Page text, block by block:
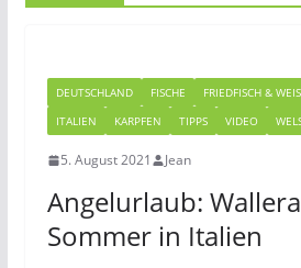
DEUTSCHLAND FISCHE FRIEDFISCH &
ITALIEN
KARPFEN TIPPS VIDEO
5. August 2021 Jean
Angelurlaub:
Sommer in Italien